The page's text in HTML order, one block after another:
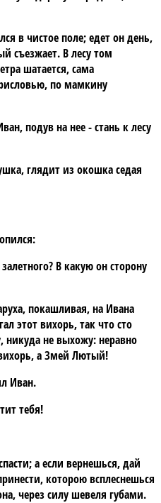
в чистое поле; едет он день,
съезжает. В лесу том
шатается, сама
по мамкину
подув на нее - стань к лесу
глядит из окошка седая
В какую он сторону
покашливая, на Ивана
этот вихорь, так что сто
никуда не выхожу: неравно
а Змей Лютый!
Иван.
тебя!
а если вернешься, дай
которою всплеснешься
через силу шевеля губами.